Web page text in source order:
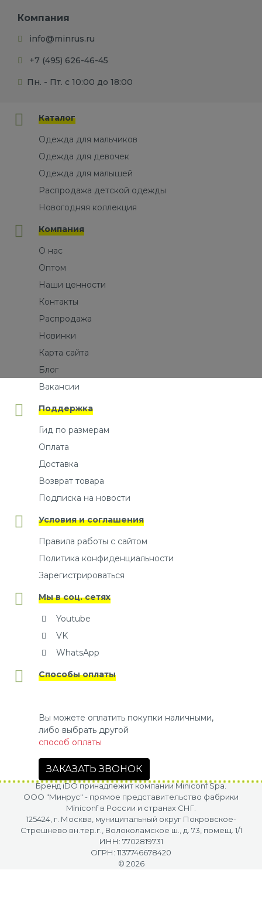
Компания
info@minrus.ru
+7 (495) 626-46-45
Пн. - Пт. с 10:00 до 18:00
Каталог
Одежда для мальчиков
Одежда для девочек
Одежда для малышей
Распродажа детской одежды
Новогодняя коллекция
Компания
О нас
Оптом
Наши ценности
Контакты
Распродажа
Новинки
Карта сайта
Блог
Вакансии
Поддержка
Гид по размерам
Оплата
Доставка
Возврат товара
Подписка на новости
Условия и соглашения
Правила работы с сайтом
Политика конфиденциальности
Зарегистрироваться
Мы в соц. сетях
Youtube
VK
WhatsApp
Способы оплаты
Вы можете оплатить покупки наличными,
либо выбрать другой
способ оплаты
ЗАКАЗАТЬ ЗВОНОК
Бренд iDO принадлежит компании Miniconf Spa.
OOO "Минрус" - прямое представительство фабрики
Miniconf в России и странах СНГ.
125424, г. Москва, муниципальный округ Покровское-
Стрешнево вн.тер.г., Волоколамское ш., д. 73, помещ. 1/1
ИНН: 7702819731
ОГРН: 1137746678420
© 2026